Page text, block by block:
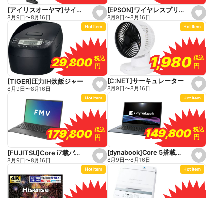
e
e
s
e
t
a
v
o
r
i
e
[アイリスオーヤマ]サイクロン式スティッククリーナー
8月9日〜8月16日
s
e
t
a
v
o
r
i
e
[EPSON]ワイヤレスプリンター
8月9日〜8月16日
s
e
t
a
v
o
r
i
e
Hot Item
29,800
29,800 税込
税込
円
円
[TIGER]圧力IH炊飯ジャー
8月9日〜8月16日
s
e
t
a
v
o
r
i
e
Hot Item
1,980
1,980 税込
税込
円
円
[C:NET]サーキュレーター
8月9日〜8月16日
s
e
t
a
v
o
Hot Item
179,800
179,800 税込
税込
円
円
[FUJITSU]Core i7載パソコン
8月9日〜8月16日
s
e
t
a
v
o
Hot Item
149,800
149,800 税込
税込
円
円
[dynabook]Core 5搭載パソコン
8月9日〜8月16日
Hot Item Hot Item